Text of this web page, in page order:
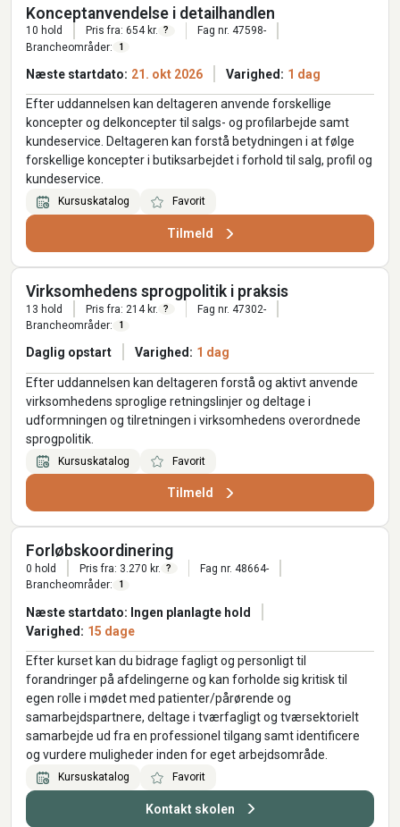
Konceptanvendelse i detailhandlen
10 hold Pris fra: 654 kr. ?
Fag nr. 47598-
Brancheområder:
1
Næste startdato: 21. okt 2026 Varighed: 1 dag
Efter uddannelsen kan deltageren anvende forskellige
koncepter og delkoncepter til salgs- og profilarbejde samt
kundeservice. Deltageren kan forstå betydningen i at følge
forskellige koncepter i butiksarbejdet i forhold til salg, profil og
kundeservice.
Kursuskatalog Favorit
Tilmeld
Virksomhedens sprogpolitik i praksis
13 hold Pris fra: 214 kr. ?
Fag nr. 47302-
Brancheområder:
1
Daglig opstart Varighed: 1 dag
Efter uddannelsen kan deltageren forstå og aktivt anvende
virksomhedens sproglige retningslinjer og deltage i
udformningen og tilretningen i virksomhedens overordnede
sprogpolitik.
Kursuskatalog Favorit
Tilmeld
Forløbskoordinering
0 hold Pris fra: 3.270 kr. ?
Fag nr. 48664-
Brancheområder:
1
Næste startdato: Ingen planlagte hold
Varighed: 15 dage
Efter kurset kan du bidrage fagligt og personligt til
forandringer på afdelingerne og kan forholde sig kritisk til
egen rolle i mødet med patienter/pårørende og
samarbejdspartnere, deltage i tværfagligt og tværsektorielt
samarbejde ud fra en professionel tilgang samt identificere
og vurdere muligheder inden for eget arbejdsområde.
Kursuskatalog Favorit
Kontakt skolen